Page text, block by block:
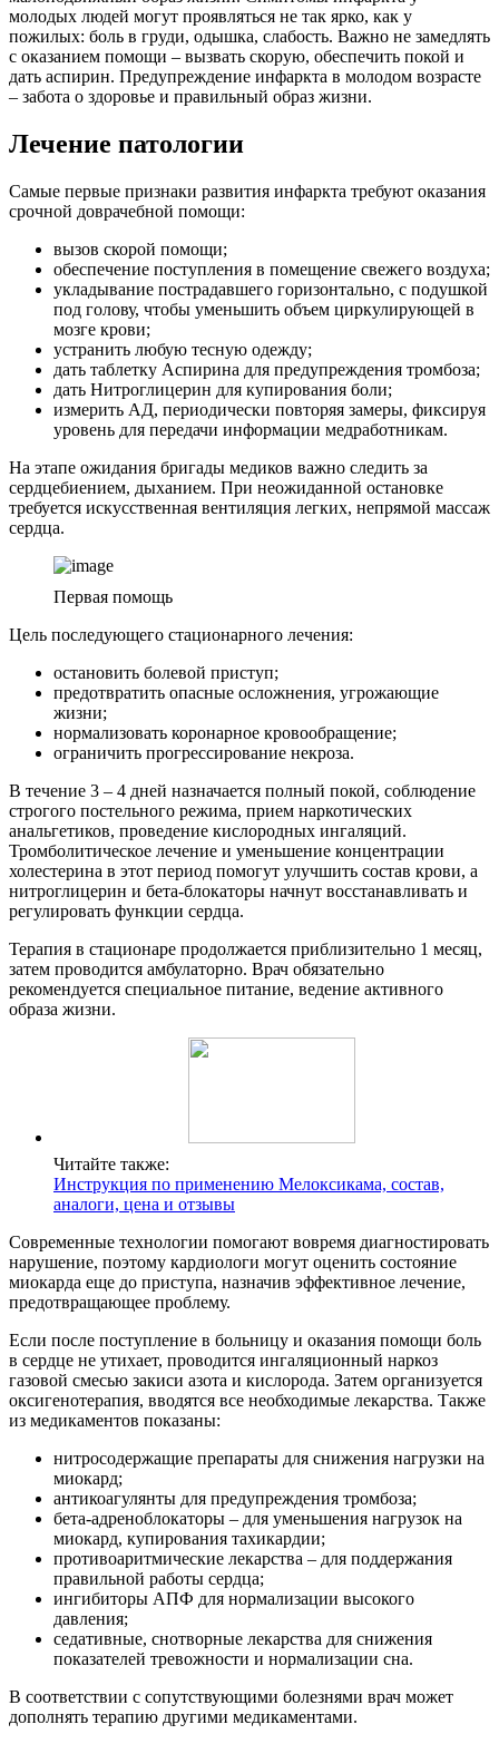
молодых людей могут проявляться не так ярко, как у
пожилых: боль в груди, одышка, слабость. Важно не замедлять
с оказанием помощи – вызвать скорую, обеспечить покой и
дать аспирин. Предупреждение инфаркта в молодом возрасте
– забота о здоровье и правильный образ жизни.
Лечение патологии
Самые первые признаки развития инфаркта требуют оказания
срочной доврачебной помощи:
вызов скорой помощи;
обеспечение поступления в помещение свежего воздуха;
укладывание пострадавшего горизонтально, с подушкой
под голову, чтобы уменьшить объем циркулирующей в
мозге крови;
устранить любую тесную одежду;
дать таблетку Аспирина для предупреждения тромбоза;
дать Нитроглицерин для купирования боли;
измерить АД, периодически повторяя замеры, фиксируя
уровень для передачи информации медработникам.
На этапе ожидания бригады медиков важно следить за
сердцебиением, дыханием. При неожиданной остановке
требуется искусственная вентиляция легких, непрямой массаж
сердца.
Первая помощь
Цель последующего стационарного лечения:
остановить болевой приступ;
предотвратить опасные осложнения, угрожающие
жизни;
нормализовать коронарное кровообращение;
ограничить прогрессирование некроза.
В течение 3 – 4 дней назначается полный покой, соблюдение
строгого постельного режима, прием наркотических
анальгетиков, проведение кислородных ингаляций.
Тромболитическое лечение и уменьшение концентрации
холестерина в этот период помогут улучшить состав крови, а
нитроглицерин и бета-блокаторы начнут восстанавливать и
регулировать функции сердца.
Терапия в стационаре продолжается приблизительно 1 месяц,
затем проводится амбулаторно. Врач обязательно
рекомендуется специальное питание, ведение активного
образа жизни.
Читайте также:
Инструкция по применению Мелоксикама, состав,
аналоги, цена и отзывы
Современные технологии помогают вовремя диагностировать
нарушение, поэтому кардиологи могут оценить состояние
миокарда еще до приступа, назначив эффективное лечение,
предотвращающее проблему.
Если после поступление в больницу и оказания помощи боль
в сердце не утихает, проводится ингаляционный наркоз
газовой смесью закиси азота и кислорода. Затем организуется
оксигенотерапия, вводятся все необходимые лекарства. Также
из медикаментов показаны:
нитросодержащие препараты для снижения нагрузки на
миокард;
антикоагулянты для предупреждения тромбоза;
бета-адреноблокаторы – для уменьшения нагрузок на
миокард, купирования тахикардии;
противоаритмические лекарства – для поддержания
правильной работы сердца;
ингибиторы АПФ для нормализации высокого
давления;
седативные, снотворные лекарства для снижения
показателей тревожности и нормализации сна.
В соответствии с сопутствующими болезнями врач может
дополнять терапию другими медикаментами.